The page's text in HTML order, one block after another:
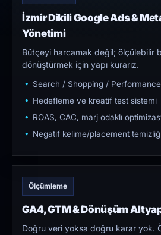
İzmir Dikili Google Ads &
Yönetimi
Bütçeyi harcamak değil; ölçülebilir
dönüştürmek için yapı kurarız.
Search / Shopping /
Hedefleme ve kreatif test sistemi
ROAS, CAC, marj odaklı
Negatif kelime/placement
Ölçümleme
GA4, GTM & Dönüşüm
Doğru veri yoksa doğru karar yok.